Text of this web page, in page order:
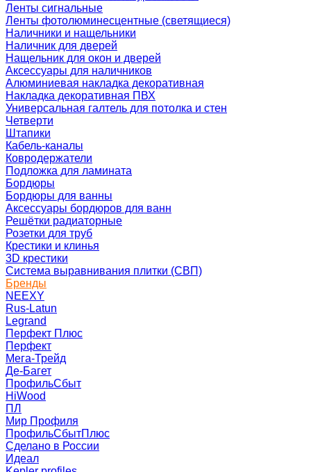
Ленты сигнальные
Ленты фотолюминесцентные (светящиеся)
Наличники и нащельники
Наличник для дверей
Нащельник для окон и дверей
Аксессуары для наличников
Алюминиевая накладка декоративная
Накладка декоративная ПВХ
Универсальная галтель для потолка и стен
Четверти
Штапики
Кабель-каналы
Ковродержатели
Подложка для ламината
Бордюры
Бордюры для ванны
Аксессуары бордюров для ванн
Решётки радиаторные
Розетки для труб
Крестики и клинья
3D крестики
Система выравнивания плитки (СВП)
Бренды
NEEXY
Rus-Latun
Legrand
Перфект Плюс
Перфект
Мега-Трейд
Де-Багет
ПрофильСбыт
HiWood
ПЛ
Мир Профиля
ПрофильСбытПлюс
Сделано в России
Идеал